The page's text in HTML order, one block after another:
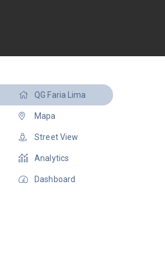
QG Faria Lima
Mapa
Street View
Analytics
Dashboard